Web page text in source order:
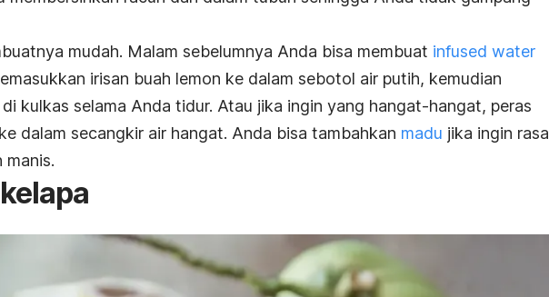
mudah. Malam sebelumnya Anda bisa membuat infused water
irisan buah lemon ke dalam sebotol air putih, kemudian
kulkas selama Anda tidur. Atau jika ingin yang hangat-hangat, peras
dalam secangkir air hangat. Anda bisa tambahkan madu jika ingin rasa
manis.